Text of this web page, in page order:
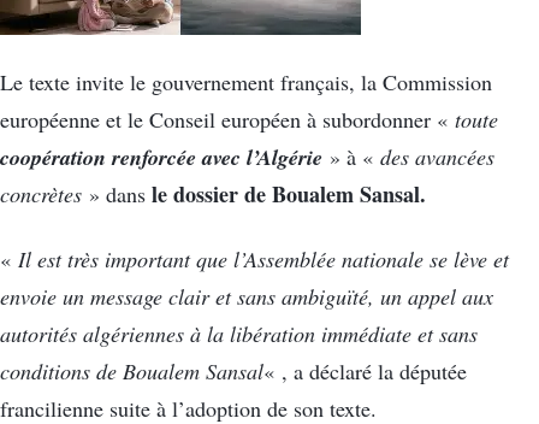
Le texte invite le gouvernement français, la Commission
européenne et le Conseil européen à subordonner « toute
coopération renforcée avec l’Algérie » à « des avancées
concrètes » dans le dossier de Boualem Sansal.
« Il est très important que l’Assemblée nationale se lève et
envoie un message clair et sans ambiguïté, un appel aux
autorités algériennes à la libération immédiate et sans
conditions de Boualem Sansal« , a déclaré la députée
francilienne suite à l’adoption de son texte.